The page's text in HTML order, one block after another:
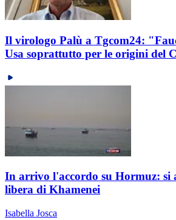
Il virologo Palù a Tgcom24:
Usa soprattutto per le origini del
In arrivo l'accordo su Hormuz: si
libera di Khamenei
Isabella Josca